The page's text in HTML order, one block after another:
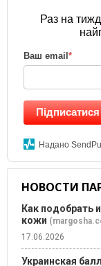
Раз на
Ваш email*
Підписатися
Надано
НОВОСТИ
Как подобрать
кожи
17.06.2026
Украинская